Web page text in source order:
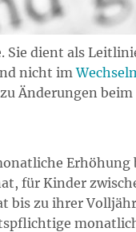
Sie dient als
nicht im
Änderungen
für Kinder
bis zu ihrer